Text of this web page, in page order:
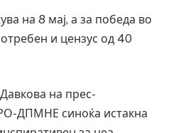
на 8 мај, а за победа во
и цензус од 40
на прес-
ДПМНЕ синоќа истакна